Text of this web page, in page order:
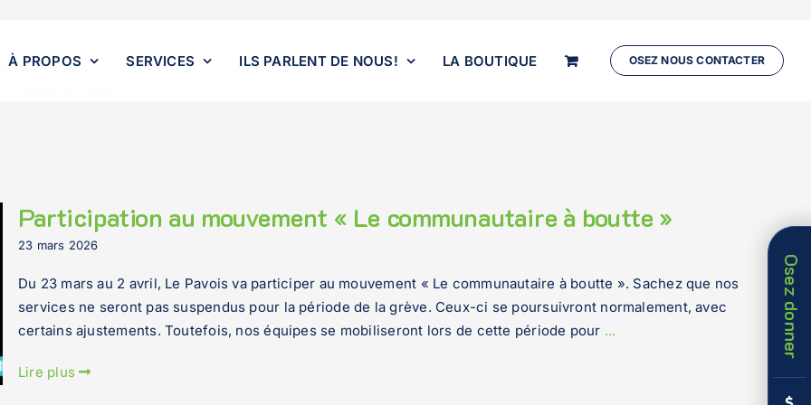
À PROPOS SERVICES ILS PARLENT DE NOUS! LA BOUTIQUE OSEZ NOUS CONTACTER
Participation au mouvement « Le communautaire à boutte »
23 mars 2026
Du 23 mars au 2 avril, Le Pavois va participer au mouvement « Le communautaire à boutte ». Sachez que nos
services ne seront pas suspendus pour la période de la grève. Ceux-ci se poursuivront normalement, avec
certains ajustements. Toutefois, nos équipes se mobiliseront lors de cette période pour ...
Lire plus
de
zone
de
la
Osez donner